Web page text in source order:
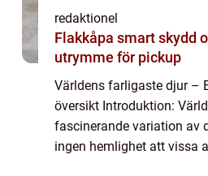
redaktionel
Flakkåpa smart skydd och extra
utrymme för pickup
Världens farligaste djur –
översikt Introduktion:
fascinerande variation av
ingen hemlighet att vissa